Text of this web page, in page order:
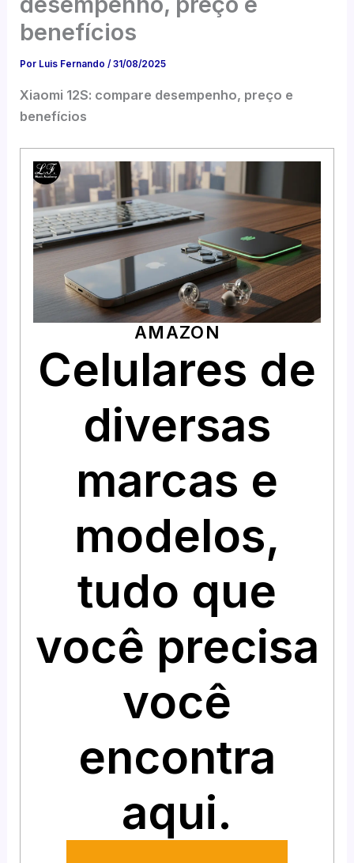
benefícios
Por Luis Fernando/31/08/2025
Xiaomi 12S: compare desempenho, preço e
benefícios
AMAZON
Celulares de
diversas
marcas e
modelos,
tudo que
você precisa
você
encontra
aqui.